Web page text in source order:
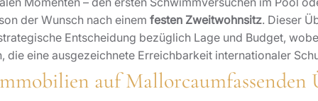
der Wunsch nach einem festen Zweitwohnsitz. Dieser
Entscheidung bezüglich Lage und Budget,
die eine ausgezeichnete Erreichbarkeit internationaler
auf Mallorca